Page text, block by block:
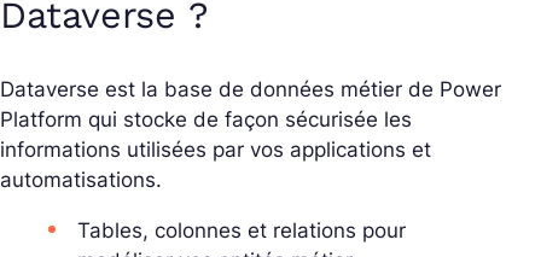
Dataverse ?
Dataverse est la base de données métier de Power
Platform qui stocke de façon sécurisée les
informations utilisées par vos applications et
automatisations.
Tables, colonnes et relations pour